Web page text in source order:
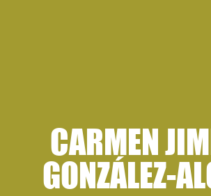
CARMEN
GONZÁLEZ-